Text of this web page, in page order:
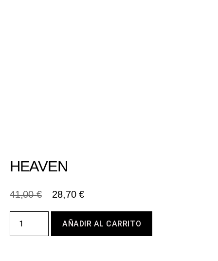
HEAVEN
41,00€ 28,70€
AÑADIR AL CARRITO